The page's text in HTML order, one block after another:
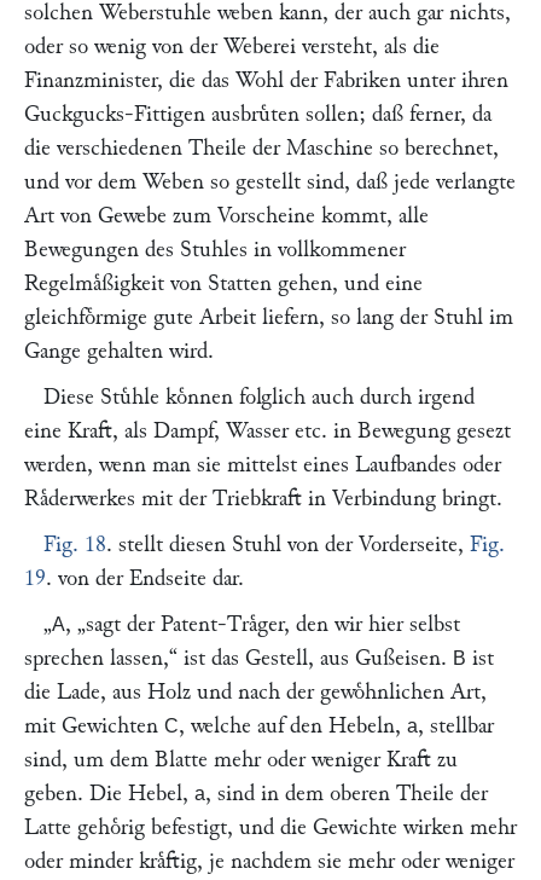
solchen Weberstuhle weben kann, der auch gar nichts,
oder so wenig von der Weberei versteht, als die
Finanzminister, die das Wohl der Fabriken unter ihren
Guckgucks-Fittigen ausbruͤten sollen; daß ferner, da
die verschiedenen Theile der Maschine so berechnet,
und vor dem Weben so gestellt sind, daß jede verlangte
Art von Gewebe zum Vorscheine kommt, alle
Bewegungen des Stuhles in vollkommener
Regelmaͤßigkeit von Statten gehen, und eine
gleichfoͤrmige gute Arbeit liefern, so lang der Stuhl im
Gange gehalten wird.
Diese Stuͤhle koͤnnen folglich auch durch irgend
eine Kraft, als Dampf, Wasser etc. in Bewegung gesezt
werden, wenn man sie mittelst eines Laufbandes oder
Raͤderwerkes mit der Triebkraft in Verbindung bringt.
Fig. 18. stellt diesen Stuhl von der Vorderseite, Fig.
19. von der Endseite dar.
„A, „sagt der Patent-Traͤger, den wir hier selbst
sprechen lassen,“ ist das Gestell, aus Gußeisen. B ist
die Lade, aus Holz und nach der gewoͤhnlichen Art,
mit Gewichten C, welche auf den Hebeln, a, stellbar
sind, um dem Blatte mehr oder weniger Kraft zu
geben. Die Hebel, a, sind in dem oberen Theile der
Latte gehoͤrig befestigt, und die Gewichte wirken mehr
oder minder kraͤftig, je nachdem sie mehr oder weniger